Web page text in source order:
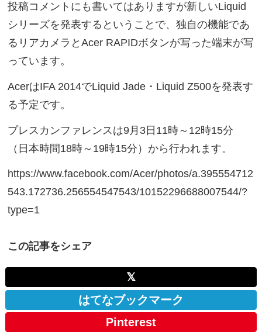
投稿コメントにも書いてはありますが新しいLiquid
シリーズを発表するということで、独自の機能であ
るリアカメラとAcer RAPIDボタンが写った端末が写
っています。
AcerはIFA 2014でLiquid Jade・Liquid Z500を発表す
る予定です。
プレスカンファレンスは9月3日11時～12時15分
（日本時間18時～19時15分）から行われます。
https://www.facebook.com/Acer/photos/a.395554712
543.172736.256554547543/10152296688007544/?
type=1
この記事をシェア
𝕏
はてなブックマーク
Pinterest